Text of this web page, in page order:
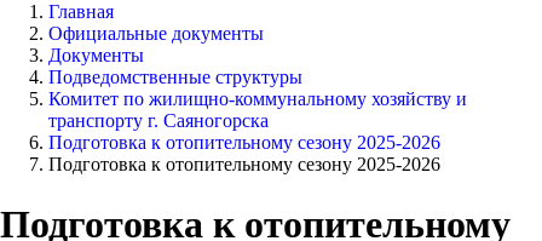
Главная
Официальные документы
Документы
Подведомственные структуры
Комитет по жилищно-коммунальному хозяйству и
транспорту г. Саяногорска
Подготовка к отопительному сезону 2025-2026
Подготовка к отопительному сезону 2025-2026
Подготовка к отопительному